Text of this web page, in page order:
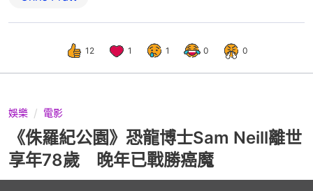
12 1 1 0 0
娛樂 電影
《侏羅紀公園》恐龍博士Sam Neill離世
享年78歲 晚年已戰勝癌魔